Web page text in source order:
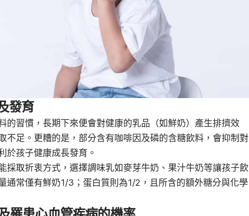
發育
的習慣，長期下來便會對健康的乳品（如鮮奶）產生排擠效
不足。更糟的是，部分含有咖啡因及磷的含糖飲料，會抑制對
於孩子健康成長發育。
採取折衷方式，選擇調味乳如麥芽牛奶、果汁牛奶等讓孩子飲
通常僅有鮮奶1/3；蛋白質則為1/2，且所含的額外糖分與化學